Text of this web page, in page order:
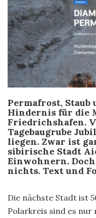
Permafrost, Staub
Hindernis für die
Friedrichshafen.
Tagebaugrube
liegen. Zwar ist
sibirische Stadt
Einwohnern.
nichts. Text und
Die nächste Stadt ist
Polarkreis sind es nur